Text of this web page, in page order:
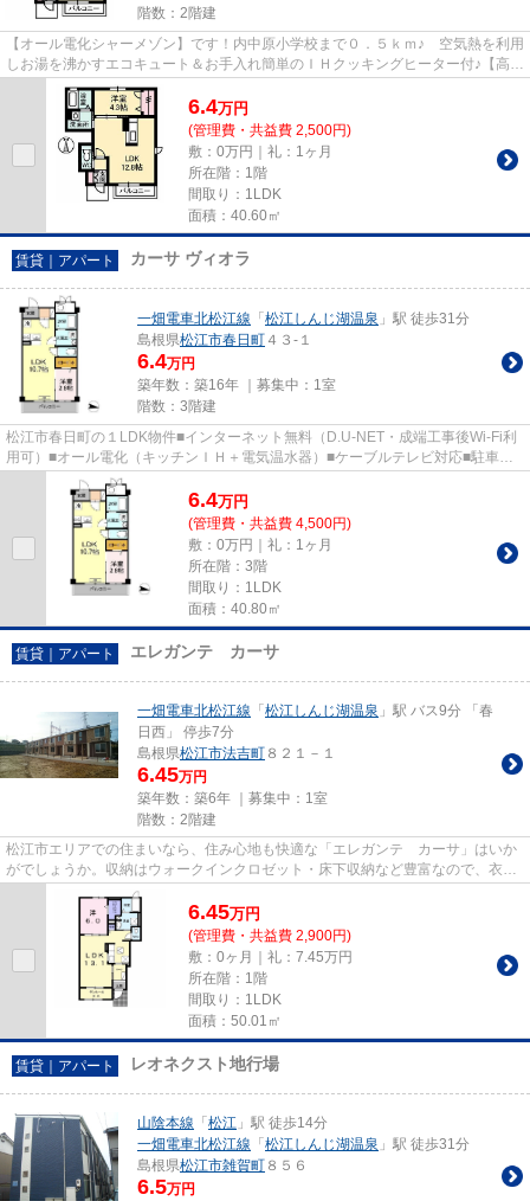
階数：2階建
【オール電化シャーメゾン】です！内中原小学校まで０．５ｋｍ♪ 空気熱を利用
しお湯を沸かすエコキュート＆お手入れ簡単のＩＨクッキングヒーター付♪【高遮
音床システム＊シャイド５...
6.4万円
(管理費・共益費 2,500円)
敷：0万円｜礼：1ヶ月
所在階：1階
間取り：1LDK
面積：40.60㎡
賃貸｜アパート カーサ ヴィオラ
一畑電車北松江線 「 松江しんじ湖温泉 」駅 徒歩31分
島根県松江市春日町 ４３-１
6.4万円
築年数：築16年 ｜募集中： 1室
階数：3階建
松江市春日町の１LDK物件■インターネット無料（D.U-NET・成端工事後Wi-Fi利
用可）■オール電化（キッチンＩＨ＋電気温水器）■ケーブルテレビ対応■駐車場1
台無料です■家財保険自動付帯（...
6.4万円
(管理費・共益費 4,500円)
敷：0万円｜礼：1ヶ月
所在階：3階
間取り：1LDK
面積：40.80㎡
賃貸｜アパート エレガンテ カーサ
一畑電車北松江線 「 松江しんじ湖温泉 」駅 バス9分 「春
日西」 停歩7分
島根県松江市法吉町 ８２１－１
6.45万円
築年数：築6年 ｜募集中： 1室
階数：2階建
松江市エリアでの住まいなら、住み心地も快適な「エレガンテ カーサ」はいか
がでしょうか。収納はウォークインクロゼット・床下収納など豊富なので、衣類
や履き物の整理がしやすく便...
6.45万円
(管理費・共益費 2,900円)
敷：0ヶ月｜礼：7.45万円
所在階：1階
間取り：1LDK
面積：50.01㎡
賃貸｜アパート レオネクスト地行場
山陰本線 「 松江 」駅 徒歩14分
一畑電車北松江線 「 松江しんじ湖温泉 」駅 徒歩31分
島根県松江市雑賀町 ８５６
6.5万円